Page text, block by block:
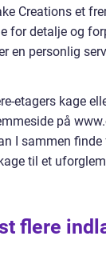
Creations et
for detalje og
en personlig
etagers kage
på
I sammen
til et
flere